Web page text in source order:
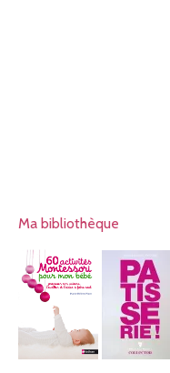
Ma bibliothèque